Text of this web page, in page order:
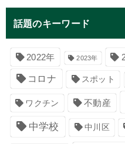
話題のキーワード
2022年 2023年
コロナ スポット
ワクチン 不動産
中学校 中川区